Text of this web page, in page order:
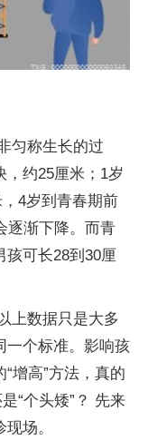
匀称生长的过
，约25厘米；1岁
4岁到青春期前
逐渐下降。而青
孩可长28到30厘
上数据只是大多
一个标准。影响孩
增高”方法，真的
“个头矮”？ 先来
场。